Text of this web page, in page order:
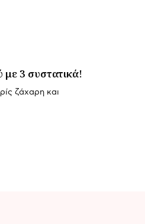
με 3 συστατικά!
ζάχαρη και